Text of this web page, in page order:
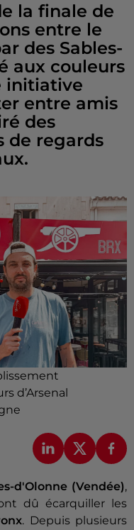
la finale de
entre le
des Sables-
aux couleurs
initiative
entre amis
des
de regards
d’Arsenal
d'Olonne (Vendée),
dû écarquiller les
. Depuis plusieurs